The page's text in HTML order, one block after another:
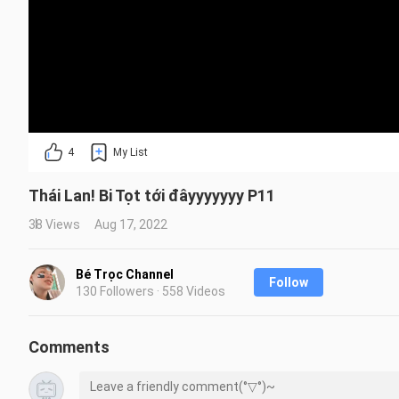
4 My List
Thái Lan! Bi Tọt tới đâyyyyyyy P11
38 Views Aug 17, 2022
Bé Trọc Channel
130 Followers · 558 Videos
Follow
Comments